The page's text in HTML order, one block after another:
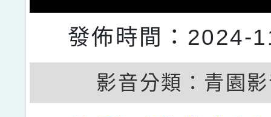
發佈時間：2024-
影音分類： 青園